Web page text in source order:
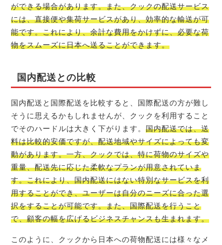
ができる場合があります。また、クックの配送サービス
には、直接便や集荷サービスがあり、効率的な輸送が可
能です。これにより、余計な費用をかけずに、必要な荷
物をスムーズに日本へ送ることができます。
国内配送との比較
国内配送と国際配送を比較すると、国際配送の方が難し
そうに思えるかもしれませんが、クックを利用すること
でそのハードルは大きく下がります。国内配送では、送
料は比較的安価ですが、配送地域やサイズによっても変
動があります。一方、クックでは、特に荷物のサイズや
重量、配送先に応じた柔軟なプランが用意されていま
す。これにより、国内配送にはない特別なサービスを利
用することができ、ユーザーは自分のニーズに合った選
択をすることが可能です。また、国際配送を行うこと
で、顧客の幅を広げるビジネスチャンスも生まれます。
このように、クックから日本への荷物配送には様々なメ